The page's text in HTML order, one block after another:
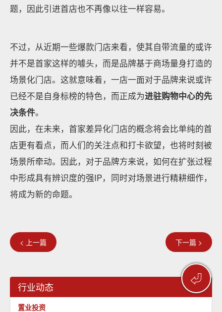
⏎
题，因此引进首店也不再像以往一样容易。
不过，从近期一些爆款门店来看，使其自带流量的或许
并不是首家这样的噱头，而是品牌基于商场量身打造的
场景化门店。这就意味着，一店一面对于品牌来说或许
已经不是自身标榜的特色，而正成为进驻购物中心的先
决条件。
因此，在未来，首家差异化门店的概念将会比单纯的首
店更有看点，而人们的关注点和打卡欲望，也将时刻被
场景所牵动。因此，对于品牌方来说，如何在扩张过程
中形成具有辨识度的强IP，同时对场景进行精耕细作，
将成为新的命题。
< 上一篇 下一篇 >
行业动态
置业投资